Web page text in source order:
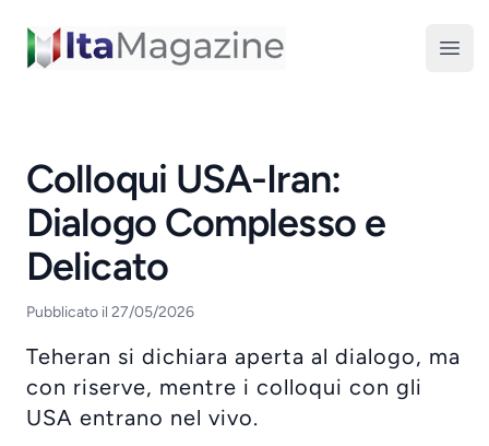
ItaMagazine
Colloqui USA-Iran:
Dialogo Complesso e
Delicato
Pubblicato il 27/05/2026
Teheran si dichiara aperta al dialogo, ma
con riserve, mentre i colloqui con gli
USA entrano nel vivo.